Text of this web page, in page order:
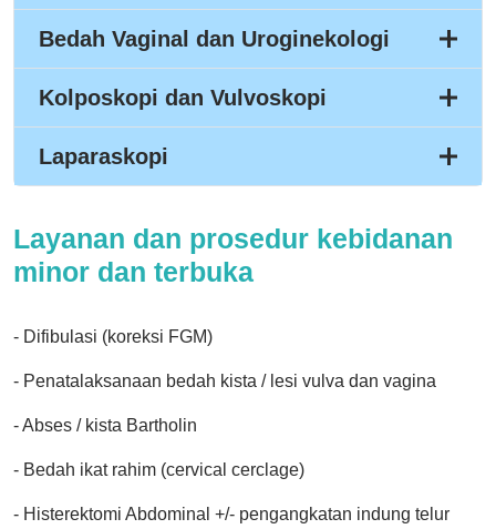
Bedah Vaginal dan Uroginekologi
Kolposkopi dan Vulvoskopi
Laparaskopi
Layanan dan prosedur kebidanan
minor dan terbuka
- Difibulasi (koreksi FGM)
- Penatalaksanaan bedah kista / lesi vulva dan vagina
- Abses / kista Bartholin
- Bedah ikat rahim (cervical cerclage)
- Histerektomi Abdominal +/- pengangkatan indung telur